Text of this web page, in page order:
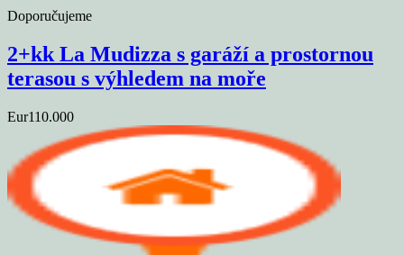
Doporučujeme
2+kk La Mudizza s garáží a prostornou
terasou s výhledem na moře
Eur110.000